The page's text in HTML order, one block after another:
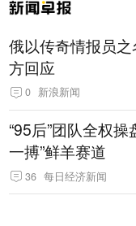
俄以传奇情报员
方回应
0 新浪新闻
“95后”团队全权
一搏”鲜羊赛道
36 每日经济新闻